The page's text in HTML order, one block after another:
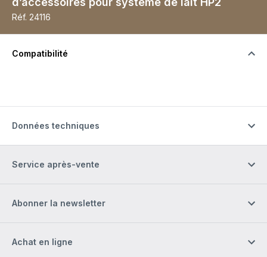
Réf. 24116
Compatibilité
Données techniques
Service après-vente
Abonner la newsletter
Achat en ligne